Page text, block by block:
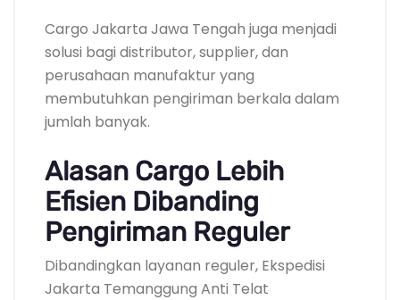
Cargo Jakarta Jawa Tengah juga menjadi
solusi bagi distributor, supplier, dan
perusahaan manufaktur yang
membutuhkan pengiriman berkala dalam
jumlah banyak.
Alasan Cargo Lebih
Efisien Dibanding
Pengiriman Reguler
Dibandingkan layanan reguler, Ekspedisi
Jakarta Temanggung Anti Telat